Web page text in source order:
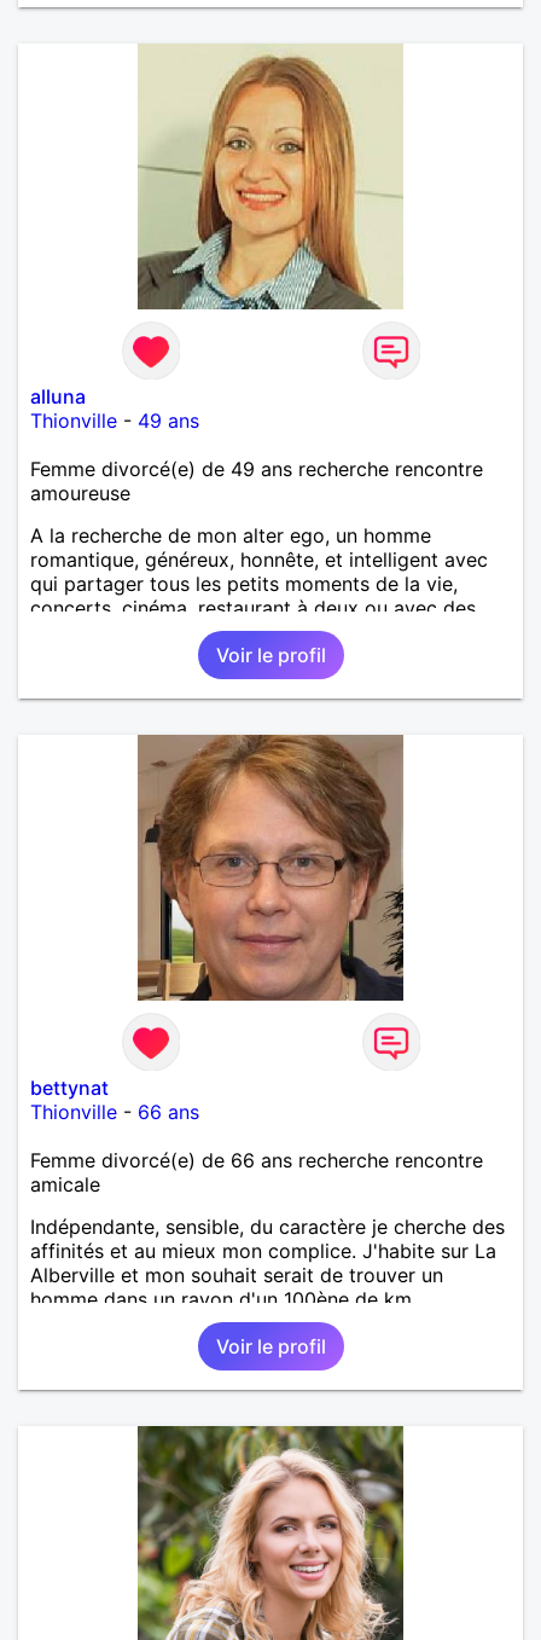
alluna
Thionville - 49 ans
Femme divorcé(e) de 49 ans recherche rencontre
amoureuse
A la recherche de mon alter ego, un homme
romantique, généreux, honnête, et intelligent avec
qui partager tous les petits moments de la vie,
concerts, cinéma, restaurant à deux ou avec des
amis, balade au bord de la mer, une sortie ou soirée
Voir le profil
bettynat
Thionville - 66 ans
Femme divorcé(e) de 66 ans recherche rencontre
amicale
Indépendante, sensible, du caractère je cherche des
affinités et au mieux mon complice. J'habite sur La
Alberville et mon souhait serait de trouver un
homme dans un rayon d'un 100ène de km.
Voir le profil